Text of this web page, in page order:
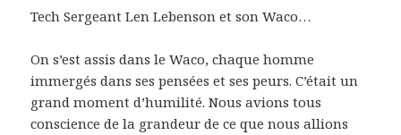
Tech Sergeant Len Lebenson et son Waco…
On s’est assis dans le Waco, chaque homme
immergés dans ses pensées et ses peurs. C’était un
grand moment d’humilité. Nous avions tous
conscience de la grandeur de ce que nous allions